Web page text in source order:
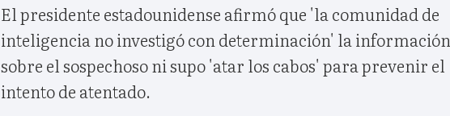
El presidente estadounidense afirmó que 'la comunidad de
inteligencia no investigó con determinación' la información
sobre el sospechoso ni supo 'atar los cabos' para prevenir el
intento de atentado.